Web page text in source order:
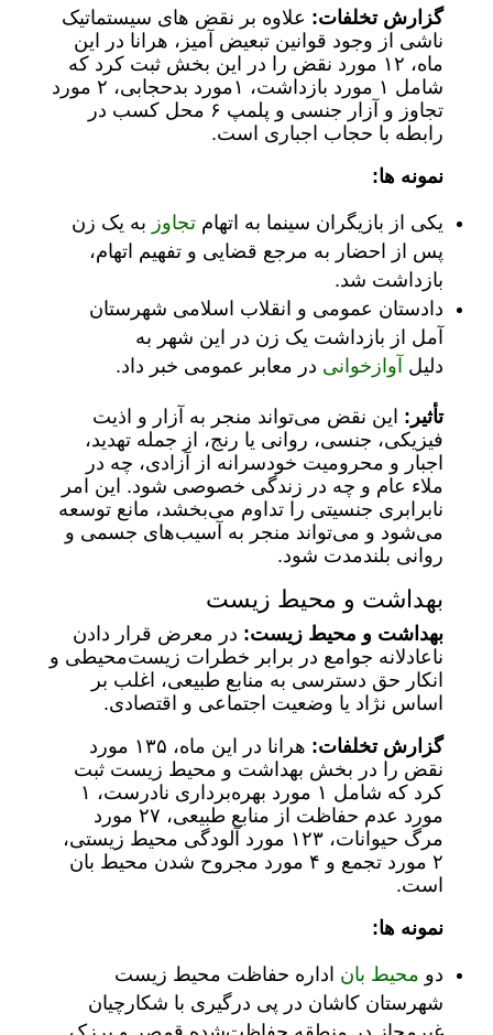
گزارش تخلفات: علاوه بر نقض های سیستماتیک
ناشی از وجود قوانین تبعیض آمیز، هرانا در این
ماه، ۱۲ مورد نقض را در این بخش ثبت کرد که
شامل ۱ مورد بازداشت، ۱مورد بدحجابی، ۲ مورد
تجاوز و آزار جنسی و پلمپ ۶ محل کسب در
رابطه با حجاب اجباری است.
نمونه ها:
یکی از بازیگران سینما به اتهام تجاوز به یک زن
پس از احضار به مرجع قضایی و تفهیم اتهام،
بازداشت شد.
دادستان عمومی و انقلاب اسلامی شهرستان
آمل از بازداشت یک زن در این شهر به
دلیل آوازخوانی در معابر عمومی خبر داد.
تأثیر: این نقض می‌تواند منجر به آزار و اذیت
فیزیکی، جنسی، روانی یا رنج، از جمله تهدید،
اجبار و محرومیت خودسرانه از آزادی، چه در
ملاء عام و چه در زندگی خصوصی شود. این امر
نابرابری جنسیتی را تداوم می‌بخشد، مانع توسعه
می‌شود و می‌تواند منجر به آسیب‌های جسمی و
روانی بلندمدت شود.
بهداشت و محیط زیست
بهداشت و محیط زیست: در معرض قرار دادن
ناعادلانه جوامع در برابر خطرات زیست‌محیطی و
انکار حق دسترسی به منابع طبیعی، اغلب بر
اساس نژاد یا وضعیت اجتماعی و اقتصادی.
گزارش تخلفات:
هرانا در این ماه، ۱۳۵ مورد
نقض را در بخش بهداشت و محیط زیست ثبت
کرد که شامل ۱ مورد بهره‌برداری نادرست، ۱
مورد عدم حفاظت از منابع طبیعی، ۲۷ مورد
مرگ حیوانات، ۱۲۳ مورد آلودگی محیط زیستی،
۲ مورد تجمع و ۴ مورد مجروح شدن محیط بان
است.
نمونه ها:
دو محیط بان اداره حفاظت محیط زیست
شهرستان کاشان در پی درگیری با شکارچیان